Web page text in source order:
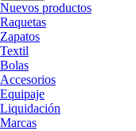
Nuevos productos
Raquetas
Zapatos
Textil
Bolas
Accesorios
Equipaje
Liquidación
Marcas